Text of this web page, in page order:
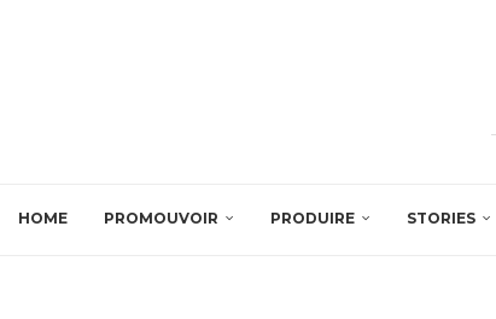
HOME PROMOUVOIR PRODUIRE STORIES